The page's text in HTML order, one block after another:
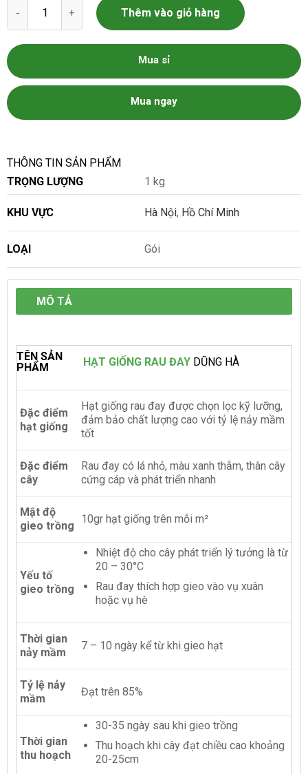
Thêm vào giỏ hàng
Mua sỉ
Mua ngay
THÔNG TIN SẢN PHẨM
TRỌNG LƯỢNG
1 kg
KHU VỰC Hà Nội, Hồ Chí Minh
LOẠI Gói
MÔ TẢ
TÊN SẢN
PHẨM
HẠT GIỐNG RAU ĐAY DŨNG HÀ
Đặc điểm
hạt giống
Hạt giống rau đay được chọn lọc kỹ lưỡng,
đảm bảo chất lượng cao với tỷ lệ nảy mầm
tốt
Đặc điểm
cây
Rau đay có lá nhỏ, màu xanh thẫm, thân cây
cứng cáp và phát triển nhanh
Mật độ
gieo trồng
10gr hạt giống trên mỗi m²
Yếu tố
gieo trồng
Nhiệt độ cho cây phát triển lý tưởng là từ
20 – 30°C
Rau đay thích hợp gieo vào vụ xuân
hoặc vụ hè
Thời gian
nảy mầm
7 – 10 ngày kể từ khi gieo hạt
Tỷ lệ nảy
mầm
Đạt trên 85%
Thời gian
thu hoạch
30-35 ngày sau khi gieo trồng
Thu hoạch khi cây đạt chiều cao khoảng
20-25cm